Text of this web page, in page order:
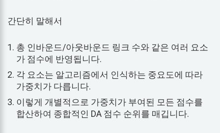
간단히 말해서
총 인바운드/아웃바운드 링크 수와 같은 여러 요소
가 점수에 반영됩니다.
각 요소는 알고리즘에서 인식하는 중요도에 따라
가중치가 다릅니다.
이렇게 개별적으로 가중치가 부여된 모든 점수를
합산하여 종합적인 DA 점수 순위를 매깁니다.